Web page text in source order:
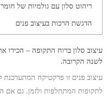
ריהוט סלון עם גולמיות של
הדגשת הרכות בעיצוב פנים
עיצוב סלון ברוח התקופה – הכירו
לשנה הקרובה.
עיצוב פנים זו פרקטיקה
לתקופות המתחלפות ולזמן. גם